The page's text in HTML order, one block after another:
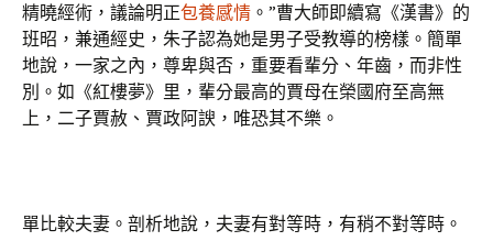
精曉經術，議論明正包養感情 。”曹大師即續寫《漢書》的
班昭，兼通經史，朱子認為她是男子受教導的榜樣。簡單
地說，一家之內，尊卑與否，重要看輩分、年齒，而非性
別。如《紅樓夢》里，輩分最高的賈母在榮國府至高無
上，二子賈赦、賈政阿諛，唯恐其不樂。
單比較夫妻。剖析地說，夫妻有對等時，有稍不對等時。